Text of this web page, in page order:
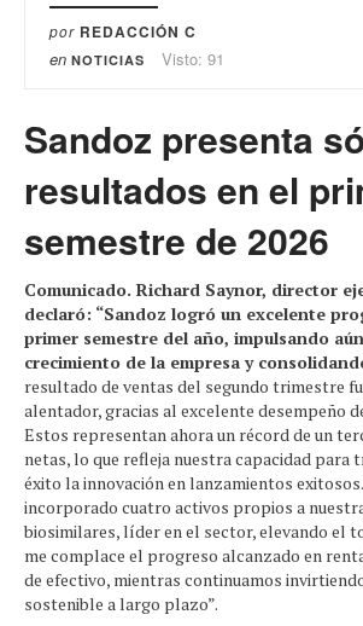
por REDACCIÓN C
en NOTICIAS Visto: 91
Sandoz presenta
resultados en el
semestre de 2026
Comunicado. Richard Saynor, director
declaró: “Sandoz logró un excelente
primer semestre del año, impulsando
crecimiento de la empresa y
resultado de ventas del segundo trimestre
alentador, gracias al excelente desempeño
Estos representan ahora un récord de un
netas, lo que refleja nuestra capacidad para
éxito la innovación en lanzamientos
incorporado cuatro activos propios a
biosimilares, líder en el sector, elevando el
me complace el progreso alcanzado en
de efectivo, mientras continuamos
sostenible a largo plazo”.